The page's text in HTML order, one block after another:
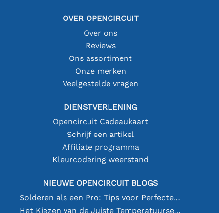
OVER OPENCIRCUIT
Over ons
Reviews
Ons assortiment
Onze merken
Veelgestelde vragen
DIENSTVERLENING
Opencircuit Cadeaukaart
Schrijf een artikel
Affiliate programma
Kleurcodering weerstand
NIEUWE OPENCIRCUIT BLOGS
Solderen als een Pro: Tips voor Perfecte Elektronische Verbindingen
Het Kiezen van de Juiste Temperatuursensor [youtube]